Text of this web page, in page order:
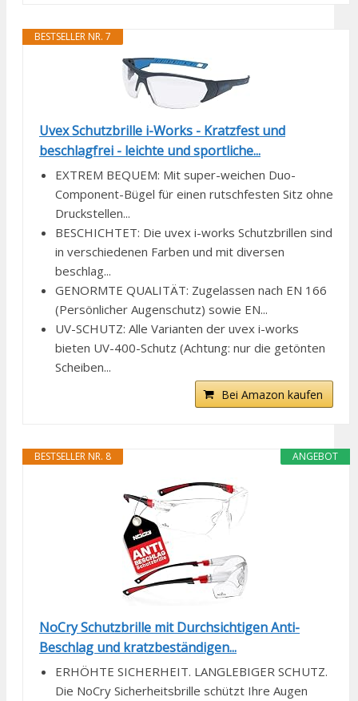
BESTSELLER NR. 7
Uvex Schutzbrille i-Works - Kratzfest und
beschlagfrei - leichte und sportliche...
EXTREM BEQUEM: Mit super-weichen Duo-
Component-Bügel für einen rutschfesten Sitz ohne
Druckstellen...
BESCHICHTET: Die uvex i-works Schutzbrillen sind
in verschiedenen Farben und mit diversen
beschlag...
GENORMTE QUALITÄT: Zugelassen nach EN 166
(Persönlicher Augenschutz) sowie EN...
UV-SCHUTZ: Alle Varianten der uvex i-works
bieten UV-400-Schutz (Achtung: nur die getönten
Scheiben...
Bei Amazon kaufen
ANGEBOT
BESTSELLER NR. 8
NoCry Schutzbrille mit Durchsichtigen Anti-
Beschlag und kratzbeständigen...
ERHÖHTE SICHERHEIT. LANGLEBIGER SCHUTZ.
Die NoCry Sicherheitsbrille schützt Ihre Augen